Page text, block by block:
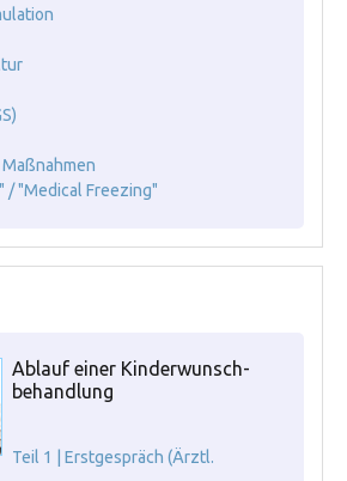
/ "Medical Freezing"
Ablauf einer Kinderwunsch-
behandlung
Teil 1 | Erstgespräch (Ärztl.